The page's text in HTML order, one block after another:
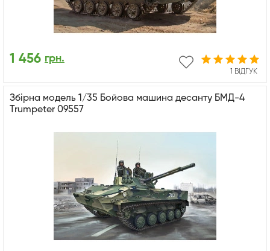
1 ВІДГУК
1 456 грн.
Збірна модель 1/35 Бойова машина десанту БМД-4
Trumpeter 09557